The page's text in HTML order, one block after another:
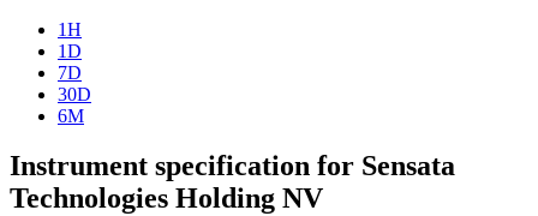
1H
1D
7D
30D
6M
Instrument specification for Sensata
Technologies Holding NV